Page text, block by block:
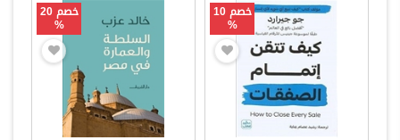
خصم 10
%
خصم 20
%